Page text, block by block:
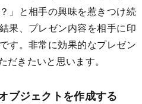
」と相手の興味を惹きつけ続
果、プレゼン内容を相手に印
す。非常に効果的なプレゼン
きたいと思います。
ブジェクトを作成する